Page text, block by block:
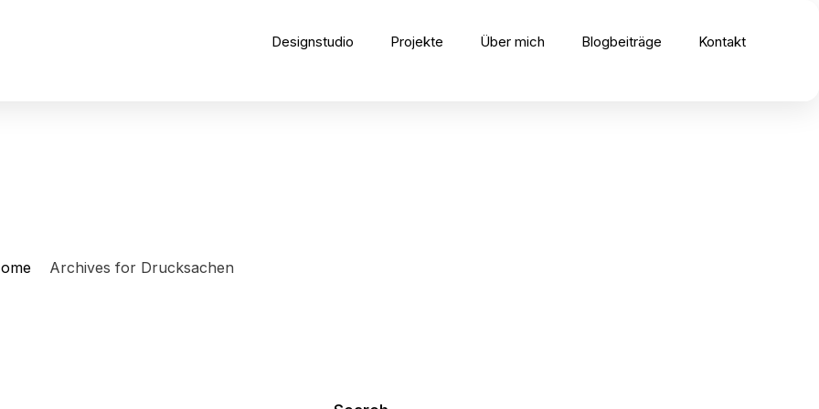
Designstudio Projekte Über mich Blogbeiträge Kontakt
Archives for Drucksachen